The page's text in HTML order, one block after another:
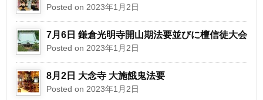
Posted on 2023年1月2日
7月6日 鎌倉光明寺開山期法要並びに檀信徒大会
Posted on 2023年1月2日
8月2日 大念寺 大施餓鬼法要
Posted on 2023年1月2日